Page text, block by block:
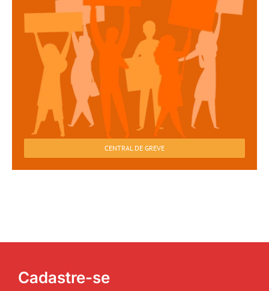
CENTRAL DE GREVE
Cadastre-se